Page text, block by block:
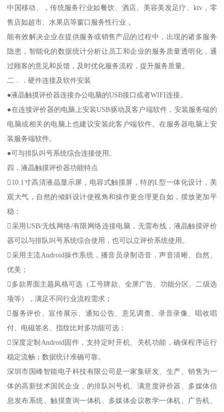
中国移动、，传统服务行业如餐饮、酒店、美容美发足疗、ktv，零
售店如超市、水果店等窗口服务性行业，
能有效解决企业在提供服务或销售产品的过程中，出现的诸多服务
隐患，智能化的数据统计分析让员工和企业的服务质量透明化，通
过顾客的意见和反馈，及时优化服务流程，提升服务质量。
二．．硬件连接及软件安装
●液晶触摸评价器连接办公电脑的USB接口或者WIFI连接。
●在连接评价器的电脑上安装USB驱动及客户端软件，安装服务端的
电脑或相关的电脑上也建议安装此客户端软件。在服务器电脑上安
装服务端软件。
●可与排队叫号系统综合连接使用。
四．液晶触摸评价器功能特点
10.1寸高清液晶显示屏，电容式触摸屏，特的L型一体化设计，美
观大气，自然的倾斜设计使视角和操作更合理更自如，摆放更加平
稳；
采用USB/无线网络/有限网络连接电脑，无需布线，液晶触摸评价
器可以与排队叫号系统综合使用，也可以立评价系统使用。
采用主流Android操作系统，播音员录制语音，声音清晰、自然、
优美；
多款界面主题风格可选（工号牌款、全屏广告、功能分区、二级选
项等），满足不同行业流程需求；
服务评价、宣传展示、通知公告、意见调查、录音录像、唱收唱
付、电磁签名、指纹比对多功能可选；
深度定制Android固件，支持定时开机、关机功能，确保程序运行
稳定流畅；数据统计准确可靠。
深圳市国峰智能电子科技有限公司是一家集研发、生产、销售为一
体的高新技术国民企业，的排队叫号机、满意度评价器、多媒体信
息发布系统、触摸查询一体机、多媒体会议教学一体机、广告机、